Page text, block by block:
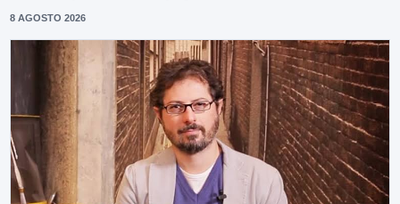
8 AGOSTO 2026